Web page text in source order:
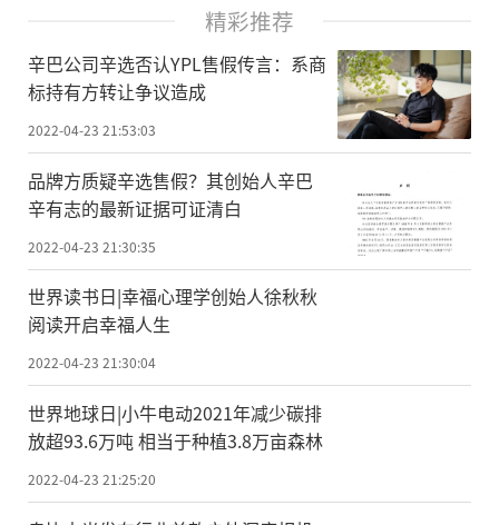
精彩推荐
辛巴公司辛选否认YPL售假传言：系商
标持有方转让争议造成
2022-04-23 21:53:03
品牌方质疑辛选售假？其创始人辛巴
辛有志的最新证据可证清白
2022-04-23 21:30:35
世界读书日|幸福心理学创始人徐秋秋
阅读开启幸福人生
2022-04-23 21:30:04
世界地球日|小牛电动2021年减少碳排
放超93.6万吨 相当于种植3.8万亩森林
2022-04-23 21:25:20